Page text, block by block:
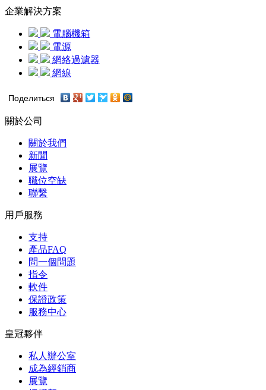
企業解決方案
電腦機箱
電源
網絡過濾器
網線
Поделиться
關於公司
關於我們
新聞
展覽
職位空缺
聯繫
用戶服務
支持
產品FAQ
問一個問題
指令
軟件
保證政策
服務中心
皇冠夥伴
私人辦公室
成為經銷商
展覽